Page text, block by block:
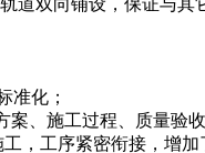
道双向铺设，保证与其
准化；
、施工过程、质量验收
工序紧密衔接，增加